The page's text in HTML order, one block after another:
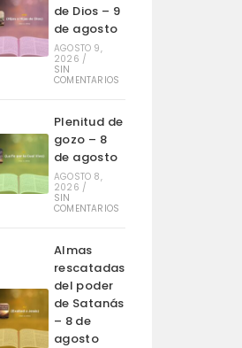
de Dios – 9
de agosto
AGOSTO 9,
2026 /
SIN
COMENTARIOS
Plenitud de
gozo – 8
de agosto
AGOSTO 8,
2026 /
SIN
COMENTARIOS
Almas
rescatadas
del poder
de Satanás
– 8 de
agosto